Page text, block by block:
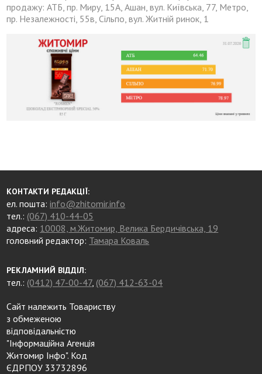
продажу: АТБ, пр. Миру, 15А, Ашан, вул. Київська, 77, Метро,
пр. Незалежності, 55в, Сільпо, вул. Житній ринок, 1
КОНТАКТИ РЕДАКЦІЇ:
ел. пошта:info@zhitomir.info
тел.: (067) 410-44-05
адреса: 10008, м.Житомир, Велика Бердичівська, 19
головний редактор: Тамара Коваль
РЕКЛАМНИЙ ВІДДІЛ:
тел.: (0412) 47-00-47, (067) 412-63-04
Сайт належить Товариству
з обмеженою
відповідальністю
"Інформаційна Агенція
Житомир Інфо". Код
ЄДРПОУ 33732896